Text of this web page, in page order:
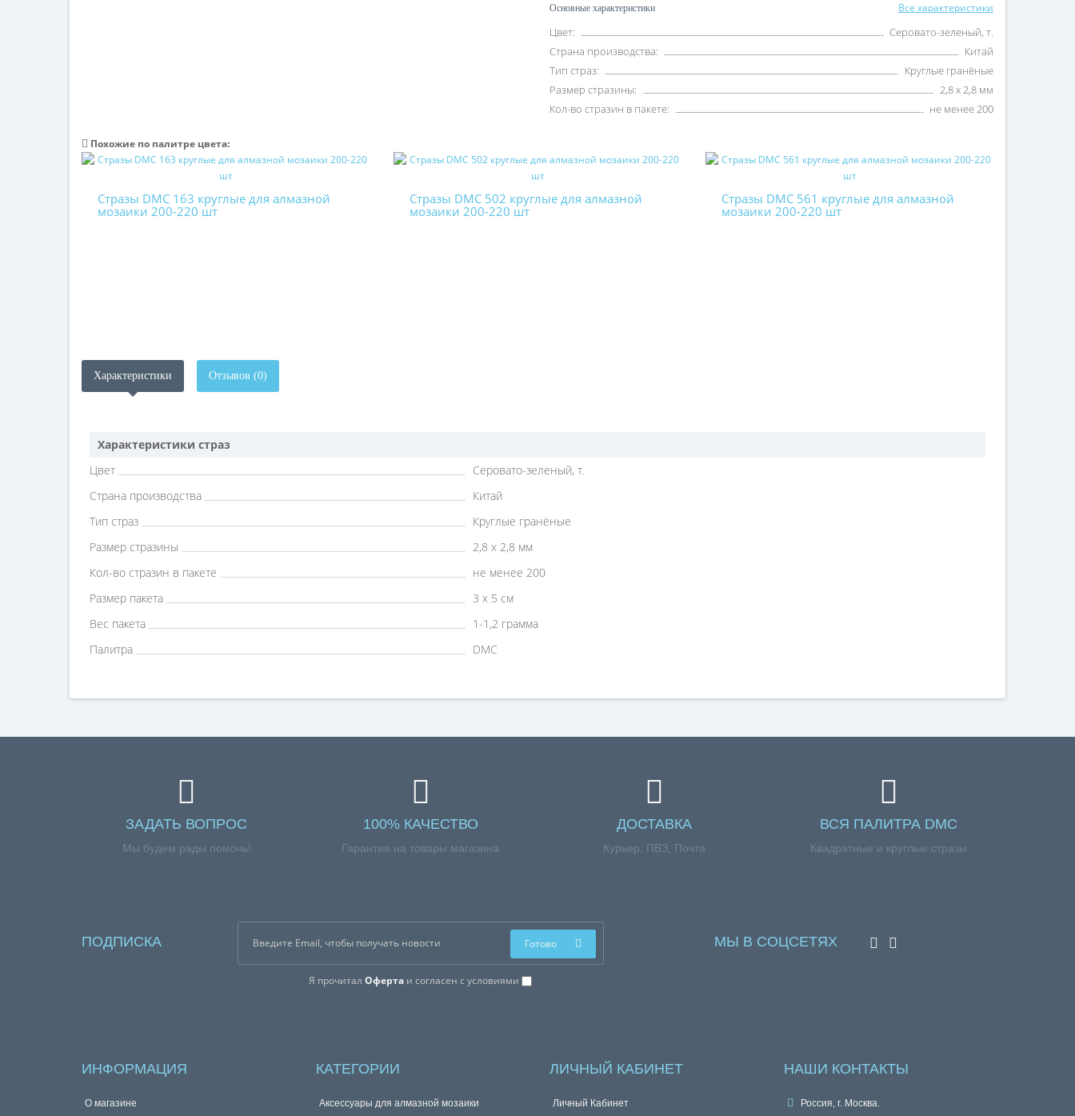
Основные характеристики Все характеристики
Цвет:
Серовато-зеленый, т.
Страна производства:
Китай
Тип страз:
Круглые гранёные
Размер стразины:
2,8 х 2,8 мм
Кол-во стразин в пакете:
не менее 200
Похожие по палитре цвета:
Стразы DMC 163 круглые для алмазной
мозаики 200-220 шт
Стразы DMC 502 круглые для алмазной
мозаики 200-220 шт
Стразы DMC 561 круглые для алмазной
мозаики 200-220 шт
Характеристики Отзывов (0)
Характеристики страз
Цвет
Серовато-зеленый, т.
Страна производства
Китай
Тип страз
Круглые гранёные
Размер стразины
2,8 х 2,8 мм
Кол-во стразин в пакете
не менее 200
Размер пакета
3 х 5 см
Вес пакета
1-1,2 грамма
Палитра
DMC
ЗАДАТЬ ВОПРОС
Мы будем рады помочь!
100% КАЧЕСТВО
Гарантия на товары магазина
ДОСТАВКА
Курьер, ПВЗ, Почта
ВСЯ ПАЛИТРА DMC
Квадратные и круглые стразы
ПОДПИСКА
Я прочиталОферта и согласен с условиями
Готово МЫ В СОЦСЕТЯХ
ИНФОРМАЦИЯ
О магазине
КАТЕГОРИИ
Аксессуары для алмазной мозаики
ЛИЧНЫЙ КАБИНЕТ
Личный Кабинет
НАШИ КОНТАКТЫ
Россия, г. Москва.